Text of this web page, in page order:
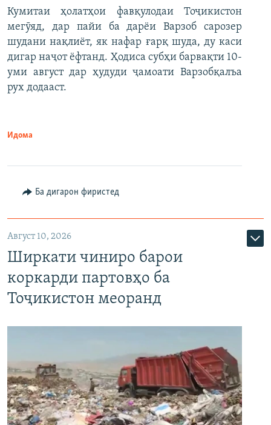
Кумитаи ҳолатҳои фавқулодаи Тоҷикистон
мегӯяд, дар пайи ба дарёи Варзоб сарозер
шудани нақлиёт, як нафар ғарқ шуда, ду каси
дигар наҷот ёфтанд. Ҳодиса субҳи барвақти 10-
уми август дар ҳудуди ҷамоати Варзобқалъа
рух додааст.
Идома
Ба дигарон фиристед
Август 10, 2026
Ширкати чиниро барои
коркарди партовҳо ба
Тоҷикистон меоранд